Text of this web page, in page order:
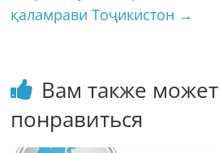
қаламрави Тоҷикистон →
Вам также может
понравиться